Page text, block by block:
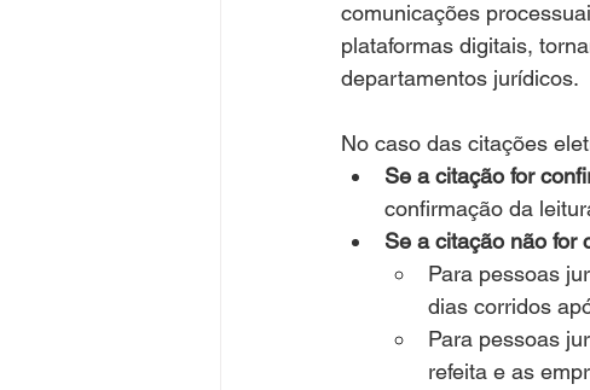
comunicações
plataformas digitais,
departamentos jurídicos.
No caso das citações
Se a citação for
confirmação da
Se a citação não for
Para pessoas
dias corridos
Para pessoas
refeita e as